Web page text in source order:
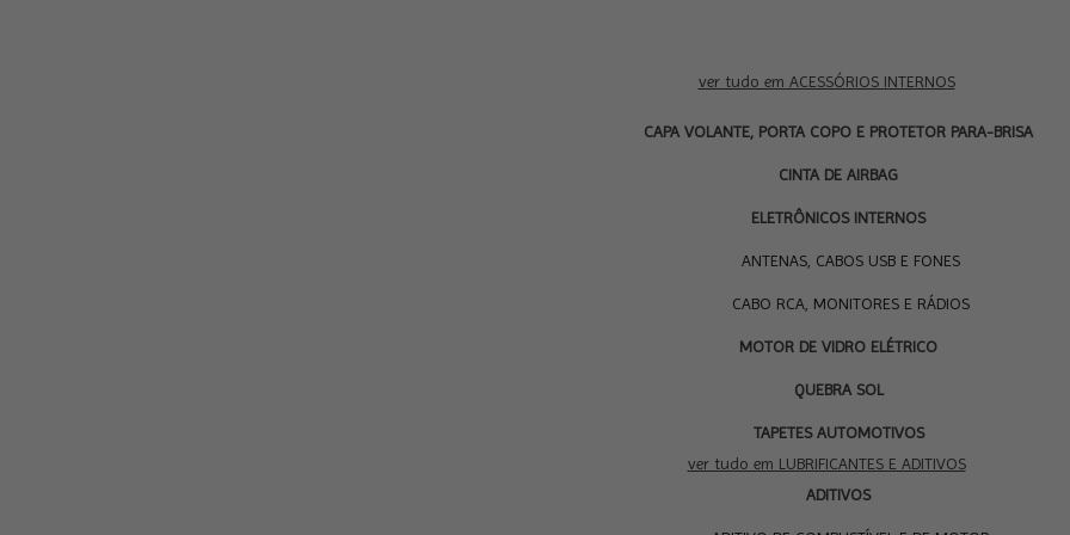
ver tudo em ACESSÓRIOS INTERNOS
CAPA VOLANTE, PORTA COPO E PROTETOR PARA-BRISA
CINTA DE AIRBAG
ELETRÔNICOS INTERNOS
ANTENAS, CABOS USB E FONES
CABO RCA, MONITORES E RÁDIOS
MOTOR DE VIDRO ELÉTRICO
QUEBRA SOL
TAPETES AUTOMOTIVOS
ver tudo em LUBRIFICANTES E ADITIVOS
ADITIVOS